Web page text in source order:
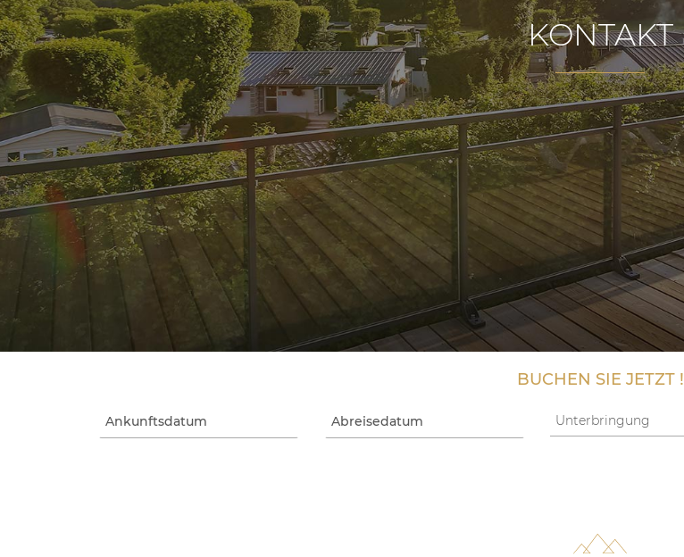
KONTAKT
BUCHEN SIE JETZT !